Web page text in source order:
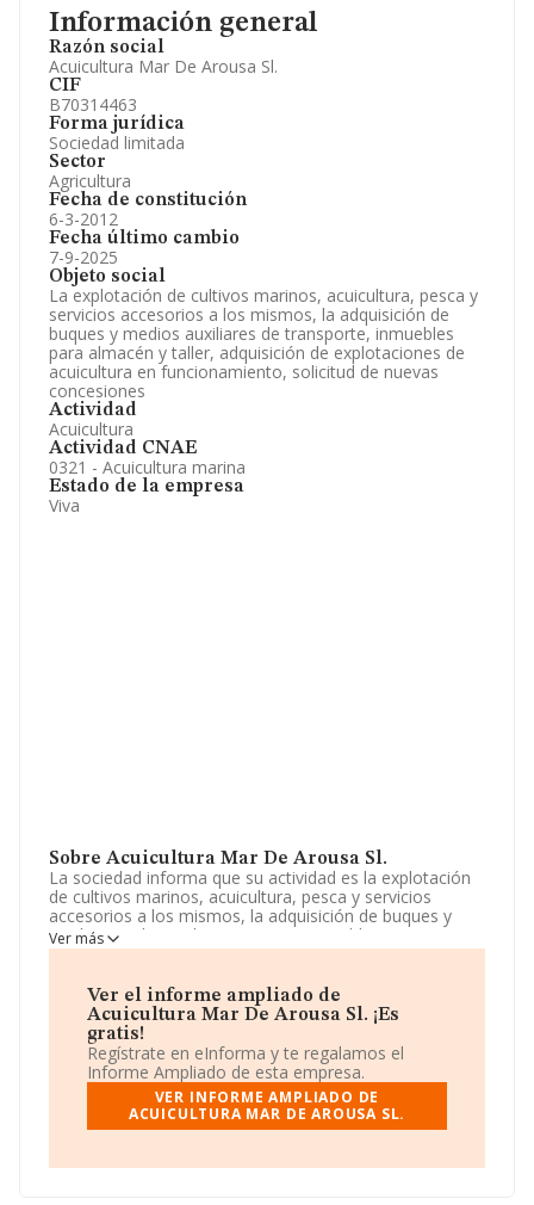
Información general
Razón social
Acuicultura Mar De Arousa Sl.
CIF
B70314463
Forma jurídica
Sociedad limitada
Sector
Agricultura
Fecha de constitución
6-3-2012
Fecha último cambio
7-9-2025
Objeto social
La explotación de cultivos marinos, acuicultura, pesca y
servicios accesorios a los mismos, la adquisición de
buques y medios auxiliares de transporte, inmuebles
para almacén y taller, adquisición de explotaciones de
acuicultura en funcionamiento, solicitud de nuevas
concesiones
Actividad
Acuicultura
Actividad CNAE
0321 - Acuicultura marina
Estado de la empresa
Viva
Sobre Acuicultura Mar De Arousa Sl.
La sociedad informa que su actividad es la explotación
de cultivos marinos, acuicultura, pesca y servicios
accesorios a los mismos, la adquisición de buques y
medios auxiliares de transporte, inmuebles para
almacén y taller, adquisición de explotaciones de
concesiones. La empresa es una Sociedad Limitada.
Clasifica su actividad CNAE como 'Acuicultura marina',
código 0321. La sociedad no tiene actividad en
mercados exteriores.
El número de empleados ha bajado un 33% y según los
datos a disposición de INFORMA, ha tenido un número
de empleados por debajo de la media de sector.
Dentro del ranking de empresas elaborado por
Ver más
Ver el informe ampliado de
Acuicultura Mar De Arousa Sl. ¡Es
gratis!
Regístrate en eInforma y te regalamos el
Informe Ampliado de esta empresa.
VER INFORME AMPLIADO DE
ACUICULTURA MAR DE AROUSA SL.
Información oficial y registral complementaria.